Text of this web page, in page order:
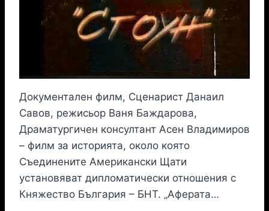
Документален филм, Сценарист Данаил
Савов, режисьор Ваня Баждарова,
Драматургичен консултант Асен Владимиров
– филм за историята, около която
Съединените Американски Щати
установяват дипломатически отношения с
Княжество България – БНТ. „Аферата…